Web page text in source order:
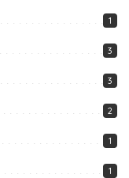
1
3
3
2
1
1